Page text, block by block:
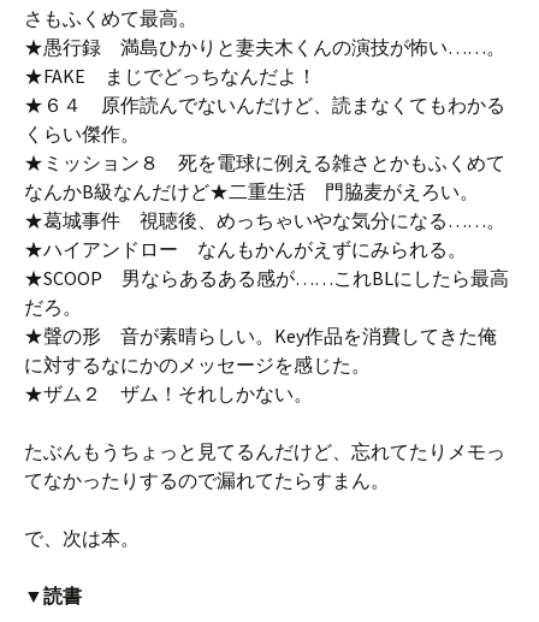
さもふくめて最高。
★愚行録 満島ひかりと妻夫木くんの演技が怖い……。
★FAKE まじでどっちなんだよ！
★６４ 原作読んでないんだけど、読まなくてもわかる
くらい傑作。
★ミッション８ 死を電球に例える雑さとかもふくめて
なんかB級なんだけど★二重生活 門脇麦がえろい。
★葛城事件 視聴後、めっちゃいやな気分になる……。
★ハイアンドロー なんもかんがえずにみられる。
★SCOOP 男ならあるある感が……これBLにしたら最高
だろ。
★聲の形 音が素晴らしい。Key作品を消費してきた俺
に対するなにかのメッセージを感じた。
★ザム２ ザム！それしかない。
たぶんもうちょっと見てるんだけど、忘れてたりメモっ
てなかったりするので漏れてたらすまん。
で、次は本。
▼読書